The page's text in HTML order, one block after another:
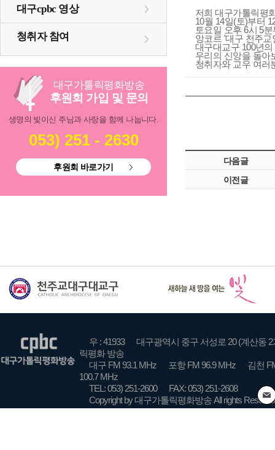
대구cpbc 영상
청취자 참여
대구가톨릭평화방송
후원회 가입 및 문의
생명의 빛이신 주님과 사랑을 함께 나눕니다.
053) 251 - 2630
후원회 바로가기
저희 대구가톨릭평
10월 14일(토)부터
토요일 오후 6시 5
앙코르 '대구 천주
대구대교구 100년
우리의 신앙을 돌아
청취자와 교우 여러
다음글
이전글
우 : 41933
대구광역시 중구 서성로 20 (계산동 2
릭평화 방송
대구 FM 93.1 MHz
포항 FM 96.9 MHz
김천
100.7 MHz
TEL: 053) 251-2600
FAX: 053) 251-2608
Copyright by 대구가톨릭평화방송 All rights